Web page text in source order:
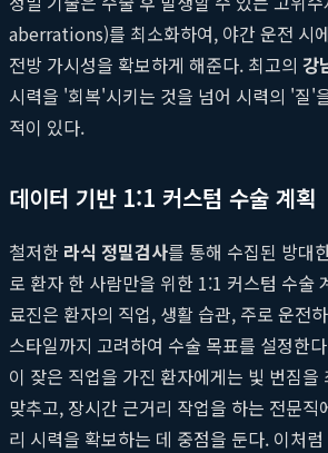
aberrations)를 최소화하여, 야간 운전 시
전방 가시성을 확보하게 해준다. 최고의 강
시력을 '회복'시키는 것을 넘어 시력의 '질'
적이 있다.
데이터 기반 1:1 커스텀 수술 계획
철저한 라식 정밀검사를 통해 수집된 방대
로 환자 한 사람만을 위한 1:1 커스텀 수술
료진은 환자의 직업, 생활 습관, 주로 운전
스타일까지 고려하여 수술 목표를 설정한
이 잦은 직업을 가진 환자에게는 빛 번짐을
맞추고, 장시간 근거리 작업을 하는 전문직
리 시력을 확보하는 데 중점을 둔다. 이처